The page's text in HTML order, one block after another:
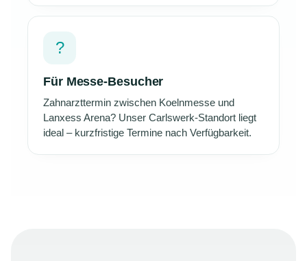
?
Für Messe-Besucher
Zahnarzttermin zwischen Koelnmesse und
Lanxess Arena? Unser Carlswerk-Standort liegt
ideal – kurzfristige Termine nach Verfügbarkeit.